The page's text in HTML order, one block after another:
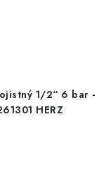
1/2“ 6 bar -
HERZ